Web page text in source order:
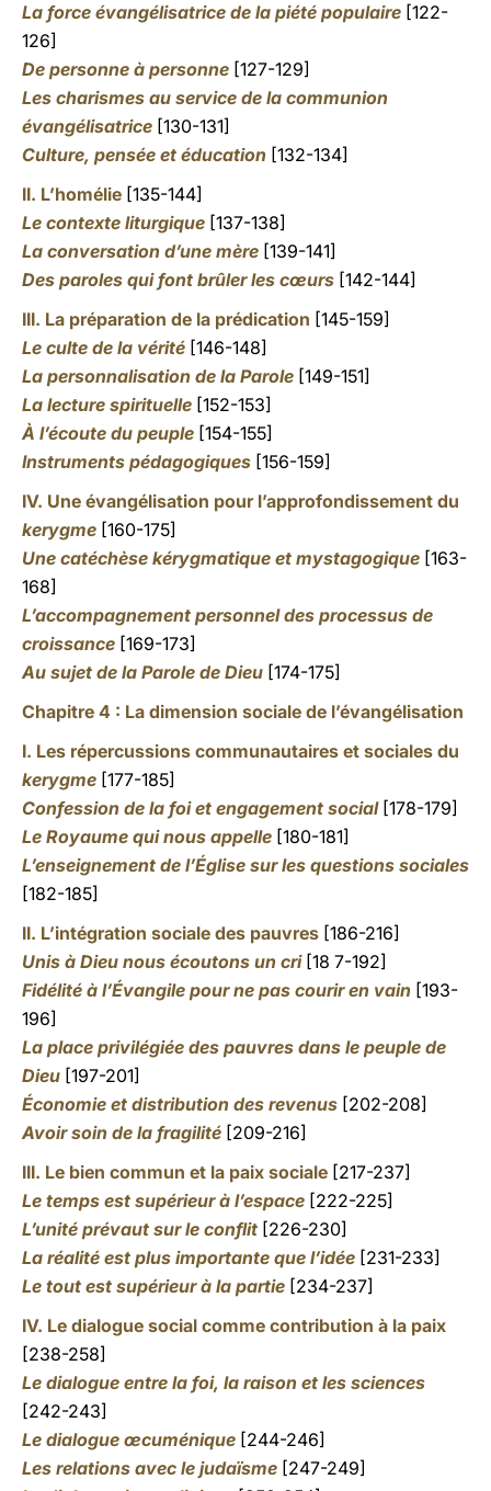
La force évangélisatrice de la piété populaire [122-
126]
De personne à personne [127-129]
Les charismes au service de la communion
évangélisatrice [130-131]
Culture, pensée et éducation [132-134]
II. L’homélie [135-144]
Le contexte liturgique [137-138]
La conversation d’une mère [139-141]
Des paroles qui font brûler les cœurs [142-144]
III. La préparation de la prédication [145-159]
Le culte de la vérité [146-148]
La personnalisation de la Parole [149-151]
La lecture spirituelle [152-153]
À l’écoute du peuple [154-155]
Instruments pédagogiques [156-159]
IV. Une évangélisation pour l’approfondissement du
kerygme [160-175]
Une catéchèse kérygmatique et mystagogique [163-
168]
L’accompagnement personnel des processus de
croissance [169-173]
Au sujet de la Parole de Dieu [174-175]
Chapitre 4 : La dimension sociale de l’évangélisation
I. Les répercussions communautaires et sociales du
kerygme [177-185]
Confession de la foi et engagement social[178-179]
Le Royaume qui nous appelle [180-181]
L’enseignement de l’Église sur les questions sociales
[182-185]
II. L’intégration sociale des pauvres [186-216]
Unis à Dieu nous écoutons un cri[18 7-192]
Fidélité à l’Évangile pour ne pas courir en vain [193-
196]
La place privilégiée des pauvres dans le peuple de
Dieu [197-201]
Économie et distribution des revenus [202-208]
Avoir soin de la fragilité [209-216]
III. Le bien commun et la paix sociale [217-237]
Le temps est supérieur à l’espace [222-225]
L’unité prévaut sur le conflit [226-230]
La réalité est plus importante que l’idée [231-233]
Le tout est supérieur à la partie [234-237]
IV. Le dialogue social comme contribution à la paix
[238-258]
Le dialogue entre la foi, la raison et les sciences
[242-243]
Le dialogue œcuménique [244-246]
Les relations avec le judaïsme [247-249]